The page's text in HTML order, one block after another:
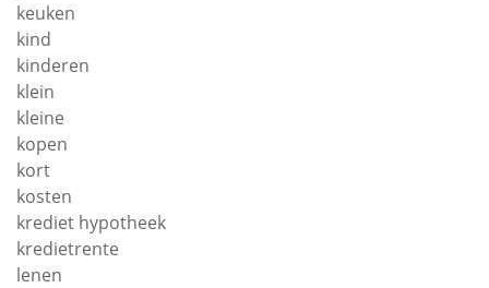
keuken
kind
kinderen
klein
kleine
kopen
kort
kosten
krediet hypotheek
kredietrente
lenen